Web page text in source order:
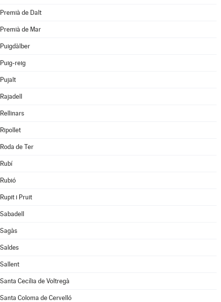
Premià de Dalt
Premià de Mar
Puigdàlber
Puig-reig
Pujalt
Rajadell
Rellinars
Ripollet
Roda de Ter
Rubí
Rubió
Rupit i Pruit
Sabadell
Sagàs
Saldes
Sallent
Santa Cecília de Voltregà
Santa Coloma de Cervelló